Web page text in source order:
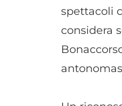
spettacoli
considera